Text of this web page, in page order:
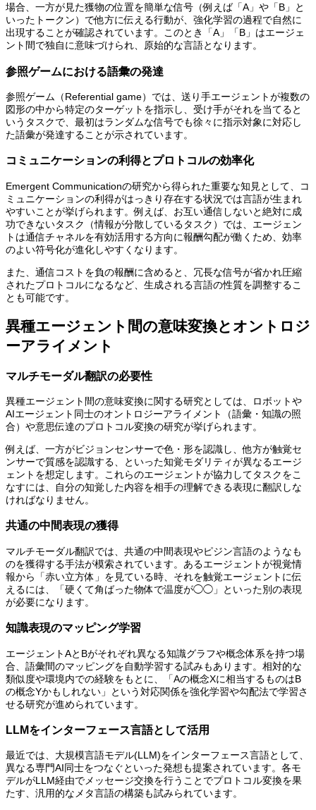
場合、一方が見た獲物の位置を簡単な信号（例えば「A」や「B」と
いったトークン）で他方に伝える行動が、強化学習の過程で自然に
出現することが確認されています。このとき「A」「B」はエージェ
ント間で独自に意味づけられ、原始的な言語となります。
参照ゲームにおける語彙の発達
参照ゲーム（Referential game）では、送り手エージェントが複数の
図形の中から特定のターゲットを指示し、受け手がそれを当てると
いうタスクで、最初はランダムな信号でも徐々に指示対象に対応し
た語彙が発達することが示されています。
コミュニケーションの利得とプロトコルの効率化
Emergent Communicationの研究から得られた重要な知見として、コ
ミュニケーションの利得がはっきり存在する状況では言語が生まれ
やすいことが挙げられます。例えば、お互い通信しないと絶対に成
功できないタスク（情報が分散しているタスク）では、エージェン
トは通信チャネルを有効活用する方向に報酬勾配が働くため、効率
のよい符号化が進化しやすくなります。
また、通信コストを負の報酬に含めると、冗長な信号が省かれ圧縮
されたプロトコルになるなど、生成される言語の性質を調整するこ
とも可能です。
異種エージェント間の意味変換とオントロジ
ーアライメント
マルチモーダル翻訳の必要性
異種エージェント間の意味変換に関する研究としては、ロボットや
AIエージェント同士のオントロジーアライメント（語彙・知識の照
合）や意思伝達のプロトコル変換の研究が挙げられます。
例えば、一方がビジョンセンサーで色・形を認識し、他方が触覚セ
ンサーで質感を認識する、といった知覚モダリティが異なるエージ
ェントを想定します。これらのエージェントが協力してタスクをこ
なすには、自分の知覚した内容を相手の理解できる表現に翻訳しな
ければなりません。
共通の中間表現の獲得
マルチモーダル翻訳では、共通の中間表現やピジン言語のようなも
のを獲得する手法が模索されています。あるエージェントが視覚情
報から「赤い立方体」を見ている時、それを触覚エージェントに伝
えるには、「硬くて角ばった物体で温度が◯◯」といった別の表現
が必要になります。
知識表現のマッピング学習
エージェントAとBがそれぞれ異なる知識グラフや概念体系を持つ場
合、語彙間のマッピングを自動学習する試みもあります。相対的な
類似度や環境内での経験をもとに、「Aの概念Xに相当するものはB
の概念Yかもしれない」という対応関係を強化学習や勾配法で学習さ
せる研究が進められています。
LLMをインターフェース言語として活用
最近では、大規模言語モデル(LLM)をインターフェース言語として、
異なる専門AI同士をつなぐといった発想も提案されています。各モ
デルがLLM経由でメッセージ交換を行うことでプロトコル変換を果
たす、汎用的なメタ言語の構築も試みられています。